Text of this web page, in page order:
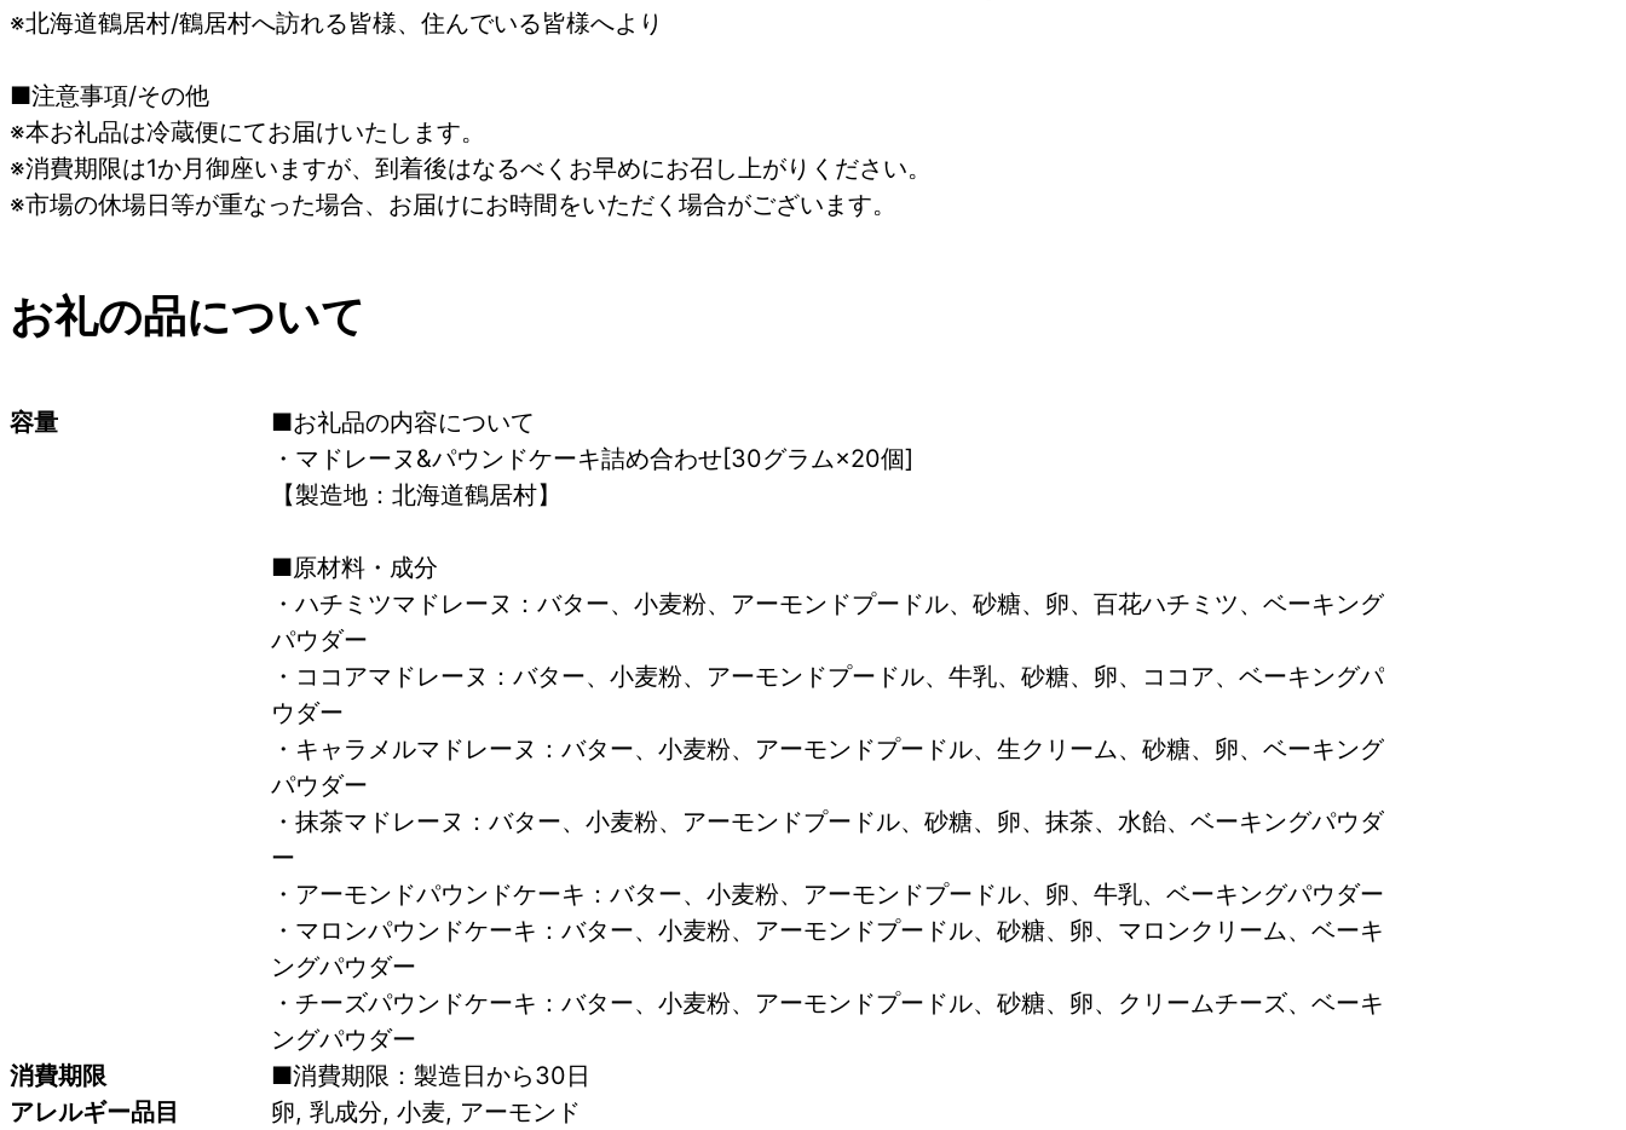
※北海道鶴居村/鶴居村へ訪れる皆様、住んでいる皆様へより
■注意事項/その他
※本お礼品は冷蔵便にてお届けいたします。
※消費期限は1か月御座いますが、到着後はなるべくお早めにお召し上がりください。
※市場の休場日等が重なった場合、お届けにお時間をいただく場合がございます。
お礼の品について
容量
■お礼品の内容について
・マドレーヌ&パウンドケーキ詰め合わせ[30グラム×20個]
【製造地：北海道鶴居村】
■原材料・成分
・ハチミツマドレーヌ：バター、小麦粉、アーモンドプードル、砂糖、卵、百花ハチミツ、ベーキング
パウダー
・ココアマドレーヌ：バター、小麦粉、アーモンドプードル、牛乳、砂糖、卵、ココア、ベーキングパ
ウダー
・キャラメルマドレーヌ：バター、小麦粉、アーモンドプードル、生クリーム、砂糖、卵、ベーキング
パウダー
・抹茶マドレーヌ：バター、小麦粉、アーモンドプードル、砂糖、卵、抹茶、水飴、ベーキングパウダ
ー
・アーモンドパウンドケーキ：バター、小麦粉、アーモンドプードル、卵、牛乳、ベーキングパウダー
・マロンパウンドケーキ：バター、小麦粉、アーモンドプードル、砂糖、卵、マロンクリーム、ベーキ
ングパウダー
・チーズパウンドケーキ：バター、小麦粉、アーモンドプードル、砂糖、卵、クリームチーズ、ベーキ
ングパウダー
消費期限
■消費期限：製造日から30日
アレルギー品目
卵, 乳成分, 小麦, アーモンド